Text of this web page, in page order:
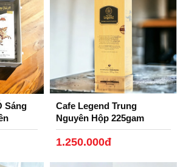
340gr. Thùng 12 Hộp( 4.080kg)
Sáng
Cafe Legend Trung
Nguyên Hộp 225gam
1.250.000đ